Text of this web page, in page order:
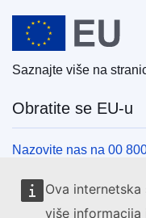
Ova
više
Europska unija
Saznajte više na
Obratite se EU-u
Nazovite nas na 00
Uspostavite
Pišite nam služeći se